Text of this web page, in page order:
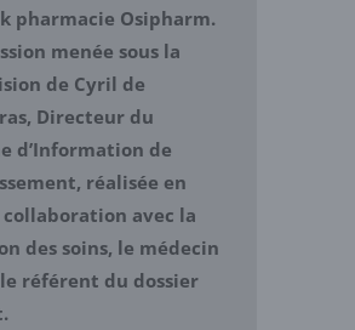
pharmacie Osipharm.
menée sous la
de Cyril de
Directeur du
d’Information de
réalisée en
avec la
des soins, le médecin
référent du dossier